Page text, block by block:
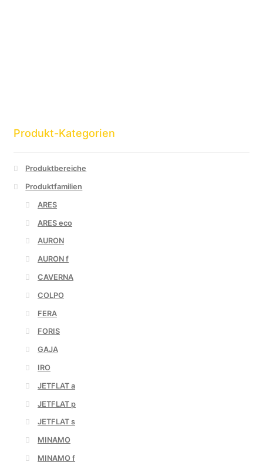
Produkt-Kategorien
Produktbereiche
Produktfamilien
ARES
ARES eco
AURON
AURON f
CAVERNA
COLPO
FERA
FORIS
GAJA
IRO
JETFLAT a
JETFLAT p
JETFLAT s
MINAMO
MINAMO f